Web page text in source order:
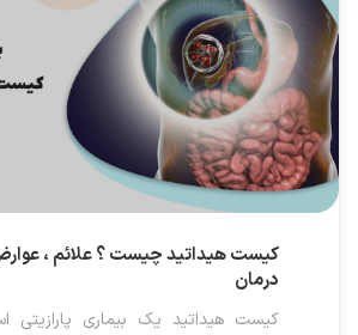
کیست هیداتید چیست ؟ علائم ،
درمان
کیست هیداتید یک بیماری